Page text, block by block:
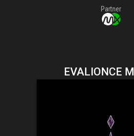
Partner
EVALIONCE